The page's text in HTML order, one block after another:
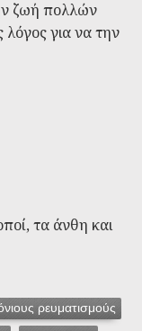
ζωή πολλών
για να την
τα άνθη και
ρευματισμούς